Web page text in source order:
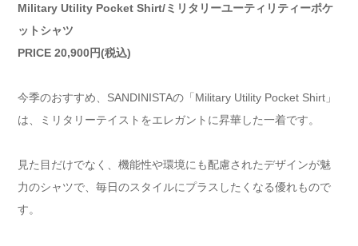
Military Utility Pocket Shirt/ミリタリーユーティリティーポケ
ットシャツ
PRICE 20,900円(税込)
今季のおすすめ、SANDINISTAの「Military Utility Pocket Shirt」
は、ミリタリーテイストをエレガントに昇華した一着です。
見た目だけでなく、機能性や環境にも配慮されたデザインが魅
力のシャツで、毎日のスタイルにプラスしたくなる優れもので
す。